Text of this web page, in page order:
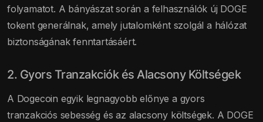
folyamatot. A bányászat során a felhasználók új DOGE
tokent generálnak, amely jutalomként szolgál a hálózat
biztonságának fenntartásáért.
2. Gyors Tranzakciók és Alacsony Költségek
A Dogecoin egyik legnagyobb előnye a gyors
tranzakciós sebesség és az alacsony költségek. A DOGE